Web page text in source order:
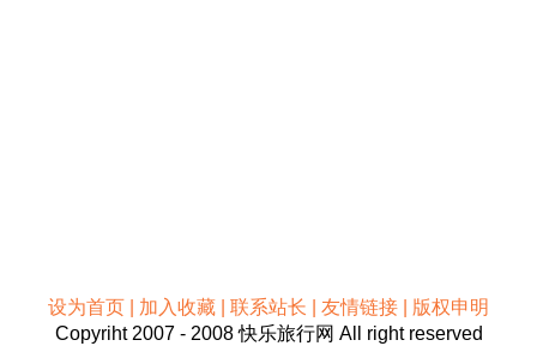
设为首页 | 加入收藏 | 联系站长 | 友情链接 | 版权申明
Copyriht 2007 - 2008 快乐旅行网 All right reserved